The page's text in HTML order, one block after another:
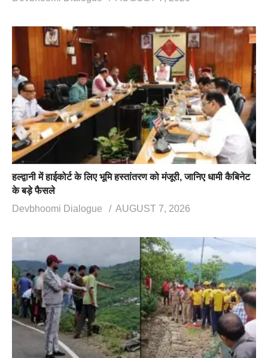
हल्द्वानी में हाईकोर्ट के लिए भूमि हस्तांतरण को मंजूरी, जानिए धामी कैबिनेट
के बड़े फैसले
Devbhoomi Dialogue
AUGUST 7, 2026